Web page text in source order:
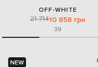
OFF-WHITE
21 71410 858 грн
39
NEW